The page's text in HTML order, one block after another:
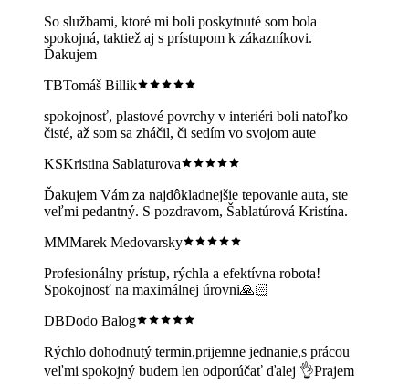
So službami, ktoré mi boli poskytnuté som bola
spokojná, taktiež aj s prístupom k zákazníkovi.
Ďakujem
TBTomáš Billik
spokojnosť, plastové povrchy v interiéri boli natoľko
čisté, až som sa zháčil, či sedím vo svojom aute
KSKristina Sablaturova
Ďakujem Vám za najdôkladnejšie tepovanie auta, ste
veľmi pedantný. S pozdravom, Šablatúrová Kristína.
MMMarek Medovarsky
Profesionálny prístup, rýchla a efektívna robota!
Spokojnosť na maximálnej úrovni🙏🏻
DBDodo Balog
Rýchlo dohodnutý termin,prijemne jednanie,s prácou
veľmi spokojný budem len odporúčať ďalej 👌Prajem